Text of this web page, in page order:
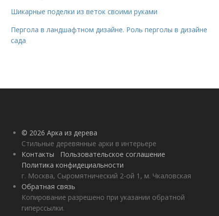
Шикарные поделки из веток своими руками
Пергола в ландшафтном дизайне. Роль перголы в дизайне
сада
© 2026 Арка из дерева
Стильные деревянные арки в интерьере
Контакты
Пользовательское соглашение
Политика конфидециальности
г. Москва, Сыромятнический 2-ой 1, м. Чкаловская
Обратная связь
Копирование разрешено при указании обратной
гиперссылки.